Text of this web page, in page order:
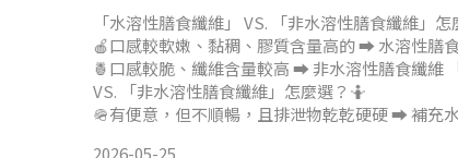
「水溶性膳食纖維」 VS. 「非水溶性膳食纖維」
🍎口感較軟嫩、黏稠、膠質含量高的 ➡️ 水溶性膳
🍍口感較脆、纖維含量較高 ➡️ 非水溶性膳食纖維
VS. 「非水溶性膳食纖維」怎麼選？🤷
🪖有便意，但不順暢，且排泄物乾乾硬硬 ➡️ 補充
2026-05-25